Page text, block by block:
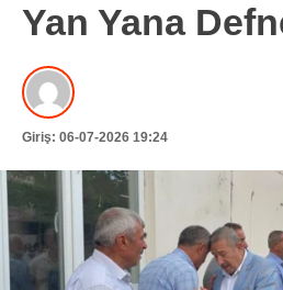
İLÇELER
ASAYIŞ
SPOR
EKONOMI
SAĞLIK
Yan Yana
Giriş: 06-07-2026 19:24